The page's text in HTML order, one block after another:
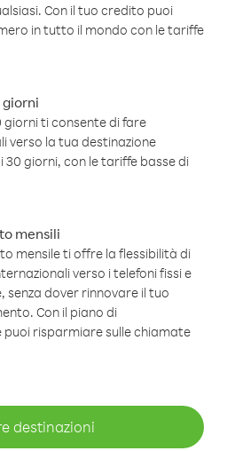
Con il tuo credito puoi
in tutto il mondo con le tariffe
ti consente di fare
verso la tua destinazione
giorni, con le tariffe basse di
mensili
mensile ti offre la flessibilità di
verso i telefoni fissi e
senza dover rinnovare il tuo
Con il piano di
risparmiare sulle chiamate
destinazioni